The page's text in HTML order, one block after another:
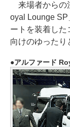
来場者からの
oyal Lounge
ートを装着した
向けのゆったり
アルファード